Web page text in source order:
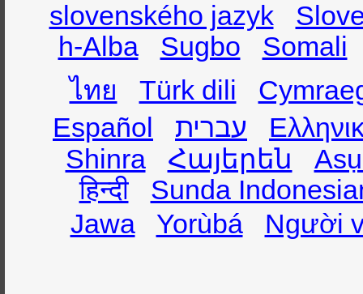
slovenského jazyk
h-Alba
Sugbo
Somali
ไทย
Türk dili
Español
עברית
Shinra
Հայերեն
हिन्दी
Sunda
Jawa
Yorùbá Người